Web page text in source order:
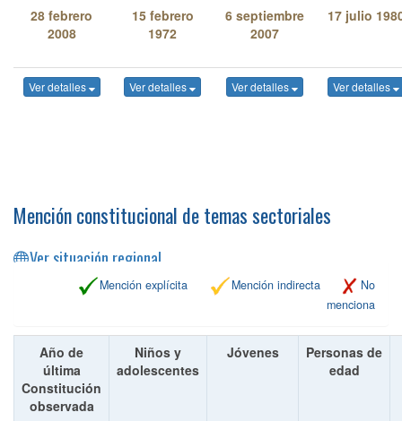
28 febrero
2008
15 febrero
1972
6 septiembre
2007
17 julio
Ver detalles Ver detalles Ver detalles Ver detalles
Mención constitucional de temas sectoriales
Ver situación regional
Mención explícita Mención indirecta
No
menciona
Año de
última
Constitución
observada
Niños y
adolescentes
Jóvenes
Personas de
edad